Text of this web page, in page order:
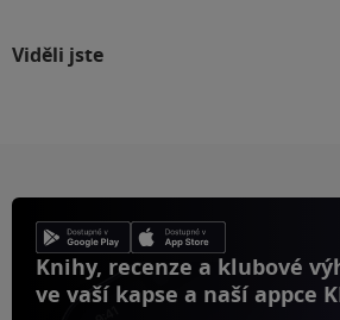
Viděli jste
Knihy, recenze a klubové
ve vaší kapse a naší appce